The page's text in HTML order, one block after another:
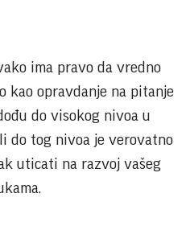
ima pravo da vredno
kao opravdanje na pitanje
do visokog nivoa u
do tog nivoa je verovatno
uticati na razvoj vašeg